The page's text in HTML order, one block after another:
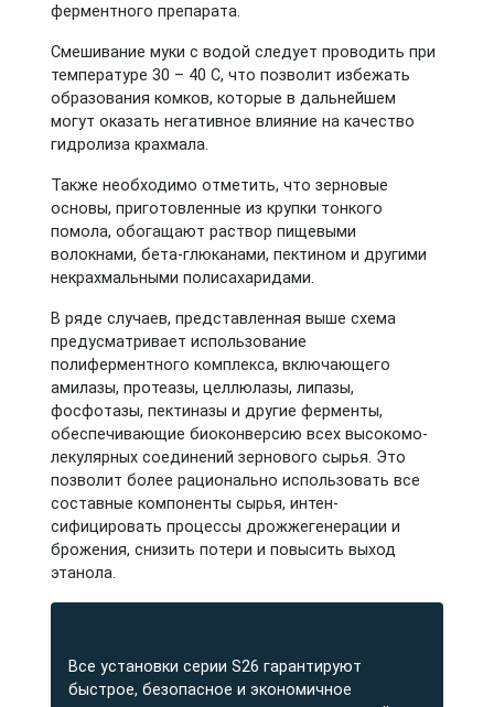
ферментного препарата.
Смешивание муки с водой следует проводить при
температуре 30 – 40 С, что позволит избежать
образования комков, которые в дальнейшем
могут оказать негативное влияние на качество
гидролиза крахмала.
Также необходимо отметить, что зерновые
основы, приготовленные из крупки тонкого
помола, обогащают раствор пищевыми
волокнами, бета-глюканами, пектином и другими
некрахмальными полисахаридами.
В ряде случаев, представленная выше схема
предусматривает использование
полиферментного комплекса, включающего
амилазы, протеазы, целлюлазы, липазы,
фосфотазы, пектиназы и другие ферменты,
обеспечивающие биоконверсию всех высокомо­
лекулярных соединений зернового сырья. Это
позволит более ра­ционально использовать все
составные компоненты сырья, интен­
сифицировать процессы дрожжегенерации и
брожения, снизить потери и повысить выход
этанола.
Все установки серии S26 гарантируют
быстрое, безопасное и экономичное